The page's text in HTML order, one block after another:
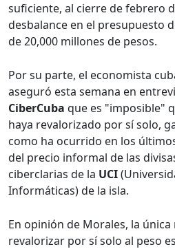
suficiente, al cierre de febrero
desbalance en el presupuesto
de 20,000 millones de pesos.
Por su parte, el economista
aseguró esta semana en
CiberCuba que es "imposible"
haya revalorizado por sí solo,
como ha ocurrido en los
del precio informal de las
ciberclarias de la UCI
Informáticas) de la isla.
En opinión de Morales, la
revalorizar por sí solo al peso